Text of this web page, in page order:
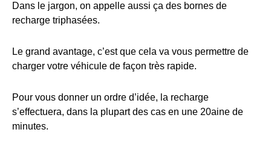
Dans le jargon, on appelle aussi ça des bornes de
recharge triphasées.
Le grand avantage, c’est que cela va vous permettre de
charger votre véhicule de façon très rapide.
Pour vous donner un ordre d’idée, la recharge
s’effectuera, dans la plupart des cas en une 20aine de
minutes.